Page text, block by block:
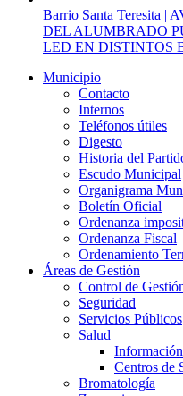
Barrio Santa Teresita
DEL ALUMBRADO
LED EN DISTINTOS
Municipio
Contacto
Internos
Teléfonos útiles
Digesto
Historia del
Escudo Municipal
Organigrama
Boletín Oficial
Ordenanza
Ordenanza Fiscal
Ordenamiento
Áreas de Gestión
Control de
Seguridad
Servicios Públicos
Salud
Centros de
Bromatología